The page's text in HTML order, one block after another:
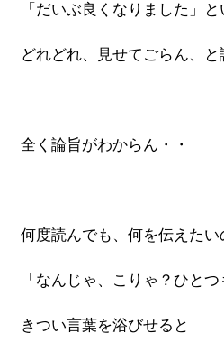
「だいぶ良くなりました」
どれどれ、見せてごらん、と
全く論旨がわからん・・
何度読んでも、何を伝えたい
「なんじゃ、こりゃ？ひと
きつい言葉を浴びせると